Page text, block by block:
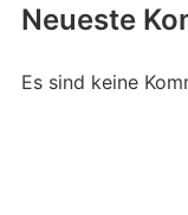
Neueste
Es sind keine